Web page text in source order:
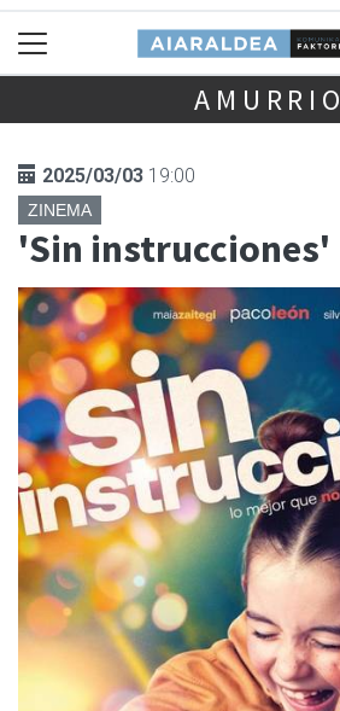
AMURRIO
2025/03/03 19:00
ZINEMA
'Sin instrucciones'